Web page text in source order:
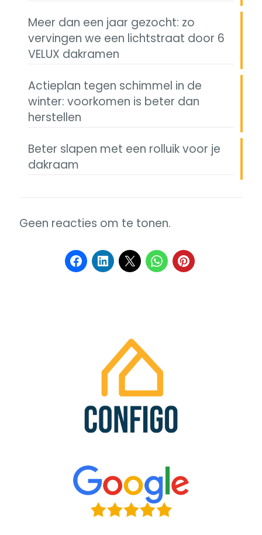
Meer dan een jaar gezocht: zo
vervingen we een lichtstraat door 6
VELUX dakramen
Actieplan tegen schimmel in de
winter: voorkomen is beter dan
herstellen
Beter slapen met een rolluik voor je
dakraam
Geen reacties om te tonen.